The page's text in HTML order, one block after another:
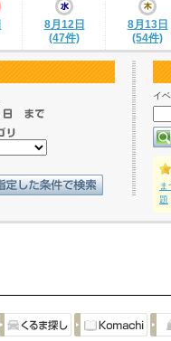
8月12日
(47件)
8月13日
(54件)
イ
ま
題